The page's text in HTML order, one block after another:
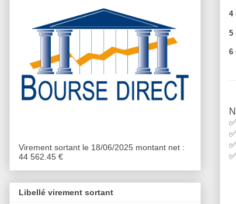
4
5
6
✅
✅
✅
✅
Virement sortant le 18/06/2025 montant net :
44 562.45 €
Libellé virement sortant